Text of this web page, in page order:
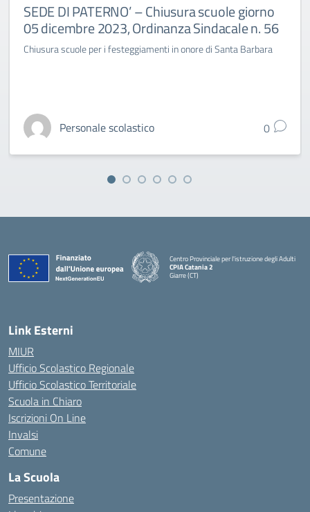
SEDE DI PATERNO’ – Chiusura scuole giorno
05 dicembre 2023, Ordinanza Sindacale n. 56
Chiusura scuole per i festeggiamenti in onore di Santa Barbara
Personale scolastico 0
Centro Provinciale per l'istruzione degli Adulti
CPIA Catania 2
Giarre (CT)
Link Esterni
MIUR
Ufficio Scolastico Regionale
Ufficio Scolastico Territoriale
Scuola in Chiaro
Iscrizioni On Line
Invalsi
Comune
La Scuola
Presentazione